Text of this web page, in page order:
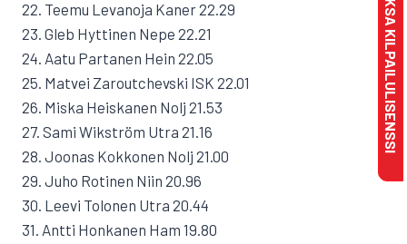
22. Teemu Levanoja Kaner 22.29
23. Gleb Hyttinen Nepe 22.21
24. Aatu Partanen Hein 22.05
25. Matvei Zaroutchevski ISK 22.01
26. Miska Heiskanen Nolj 21.53
27. Sami Wikström Utra 21.16
28. Joonas Kokkonen Nolj 21.00
29. Juho Rotinen Niin 20.96
30. Leevi Tolonen Utra 20.44
31. Antti Honkanen Ham 19.80
MAKSA KILPAILULISENSSI